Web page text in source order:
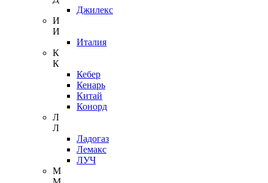
Джилекс
И
И
Италия
К
К
Кебер
Кенарь
Китай
Конорд
Л
Л
Ладогаз
Лемакс
ЛУЧ
М